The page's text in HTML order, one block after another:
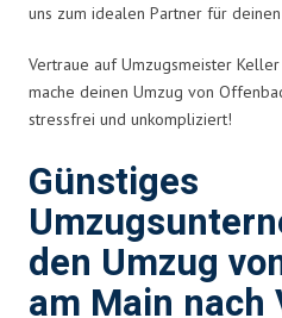
uns zum idealen Partner für
Vertraue auf Umzugsmeister
mache deinen Umzug von
stressfrei und unkompliziert!
Günstiges
den Umzug
am Main nach